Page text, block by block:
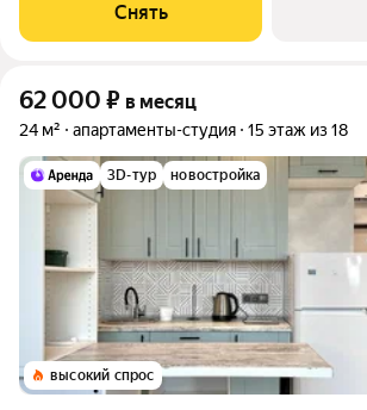
Микроволновка Стандартная кухонная
Снять
62 000 ₽ в месяц
24 м² апартаменты-студия 15 этаж из 18
3D-тур новостройка
высокий спрос